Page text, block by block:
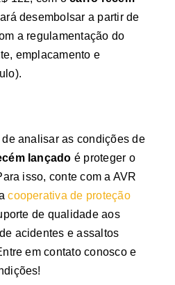
desembolsar a partir de
a regulamentação do
emplacamento e
analisar as condições de
lançado é proteger o
isso, conte com a AVR
cooperativa de proteção
de qualidade aos
acidentes e assaltos
em contato conosco e